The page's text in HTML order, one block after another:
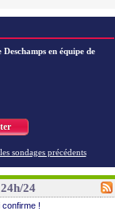
en équipe de
sondages précédents
24
confirme !